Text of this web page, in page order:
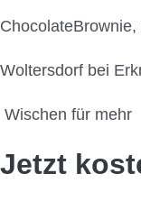
ChocolateBrownie,
Woltersdorf bei
Wischen für mehr
Jetzt